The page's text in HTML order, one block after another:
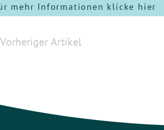
mehr Informationen klicke hier
Artikel